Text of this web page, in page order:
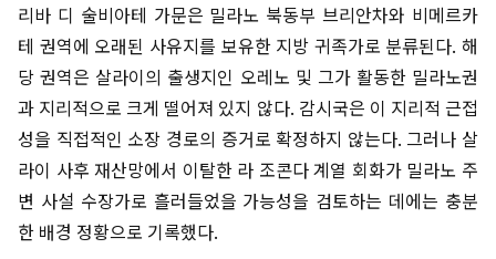
리바 디 술비아테 가문은 밀라노 북동부 브리안차와 비메르카
테 권역에 오래된 사유지를 보유한 지방 귀족가로 분류된다. 해
당 권역은 살라이의 출생지인 오레노 및 그가 활동한 밀라노권
과 지리적으로 크게 떨어져 있지 않다. 감시국은 이 지리적 근접
성을 직접적인 소장 경로의 증거로 확정하지 않는다. 그러나 살
라이 사후 재산망에서 이탈한 라 조콘다 계열 회화가 밀라노 주
변 사설 수장가로 흘러들었을 가능성을 검토하는 데에는 충분
한 배경 정황으로 기록했다.